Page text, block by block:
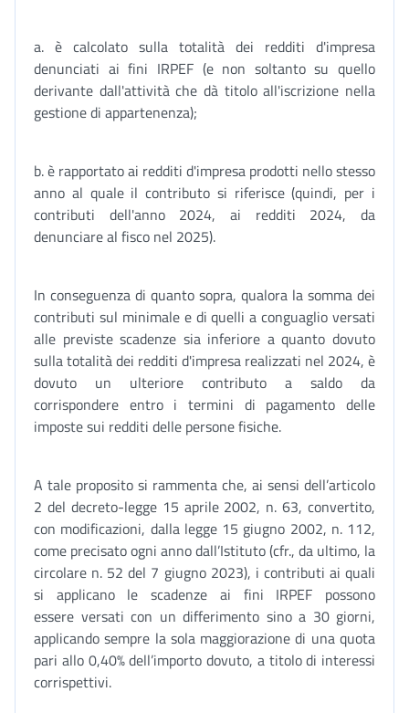
a. è calcolato sulla totalità dei redditi d'impresa
denunciati ai fini IRPEF (e non soltanto su quello
derivante dall'attività che dà titolo all'iscrizione nella
gestione di appartenenza);
b. è rapportato ai redditi d'impresa prodotti nello stesso
anno al quale il contributo si riferisce (quindi, per i
contributi dell'anno 2024, ai redditi 2024, da
denunciare al fisco nel 2025).
In conseguenza di quanto sopra, qualora la somma dei
contributi sul minimale e di quelli a conguaglio versati
alle previste scadenze sia inferiore a quanto dovuto
sulla totalità dei redditi d'impresa realizzati nel 2024, è
dovuto un ulteriore contributo a saldo da
corrispondere entro i termini di pagamento delle
imposte sui redditi delle persone fisiche.
A tale proposito si rammenta che, ai sensi dell’articolo
2 del decreto-legge 15 aprile 2002, n. 63, convertito,
con modificazioni, dalla legge 15 giugno 2002, n. 112,
come precisato ogni anno dall’Istituto (cfr., da ultimo, la
circolare n. 52 del 7 giugno 2023), i contributi ai quali
si applicano le scadenze ai fini IRPEF possono
essere versati con un differimento sino a 30 giorni,
applicando sempre la sola maggiorazione di una quota
pari allo 0,40% dell’importo dovuto, a titolo di interessi
corrispettivi.